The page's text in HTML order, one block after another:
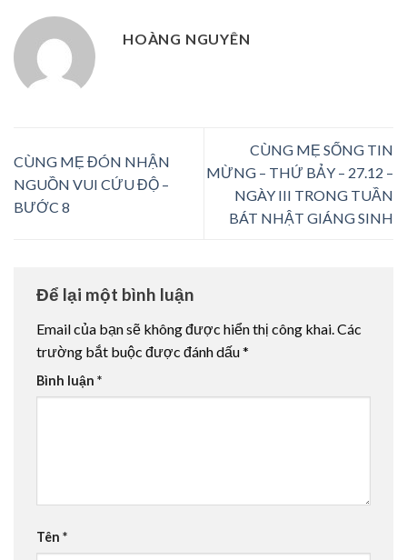
HOÀNG NGUYÊN
CÙNG MẸ ĐÓN NHẬN
NGUỒN VUI CỨU ĐỘ –
BƯỚC 8
CÙNG MẸ SỐNG TIN
MỪNG – THỨ BẢY – 27.12 –
NGÀY III TRONG TUẦN
BÁT NHẬT GIÁNG SINH
Để lại một bình luận
Email của bạn sẽ không được hiển thị công khai.Các
trường bắt buộc được đánh dấu*
Bình luận *
Tên *